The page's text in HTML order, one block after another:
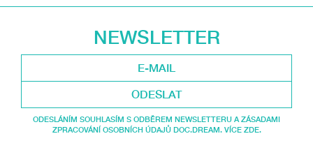
NEWSLETTER
ODESLAT
ODESLÁNÍM SOUHLASÍM S ODBĚREM NEWSLETTERU A ZÁSADAMI
ZPRACOVÁNÍ OSOBNÍCH ÚDAJŮ DOC.DREAM. VÍCE ZDE.